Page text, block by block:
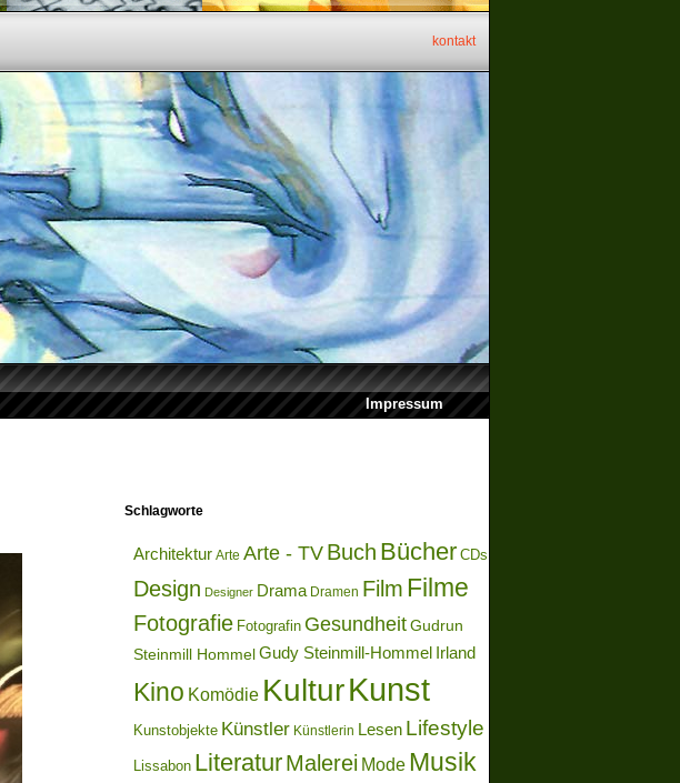
kontakt
Impressum
Schlagworte
Architektur Arte Arte - TVBuch Bücher CDs
Design Designer Drama Dramen Film Filme
Fotografie Fotografin Gesundheit Gudrun
Steinmill Hommel Gudy Steinmill-Hommel Irland
Kino Komödie KulturKunst
Kunstobjekte Künstler Künstlerin Lesen Lifestyle
Lissabon LiteraturMalerei Mode Musik